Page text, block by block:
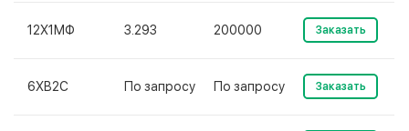
12Х1МФ 3.293 200000 Заказать
6ХВ2С По запросу По запросу Заказать